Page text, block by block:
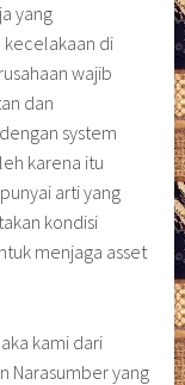
yang
kecelakaan di
wajib
dan
system
karena itu
arti yang
kondisi
menjaga asset
kami dari
Narasumber yang